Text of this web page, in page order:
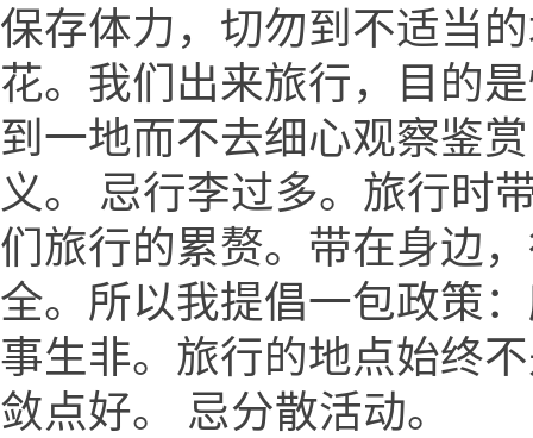
保存体力，切勿到不适当
花。我们出来旅行，目的
到一地而不去细心观察鉴
义。 忌行李过多。旅行时
们旅行的累赘。带在身边
全。所以我提倡一包政策
事生非。旅行的地点始终
敛点好。 忌分散活动。